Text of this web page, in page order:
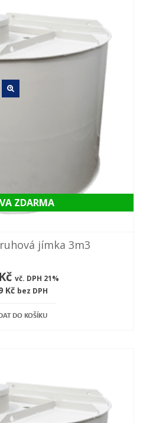
ZDARMA
jímka 3m3
vč. DPH 21%
Kč bez DPH
DO KOŠÍKU